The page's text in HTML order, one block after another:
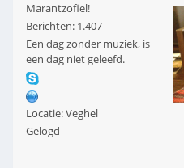
Marantzofiel!
Berichten: 1.407
Een dag zonder muziek, is
een dag niet geleefd.
Locatie: Veghel
Gelogd